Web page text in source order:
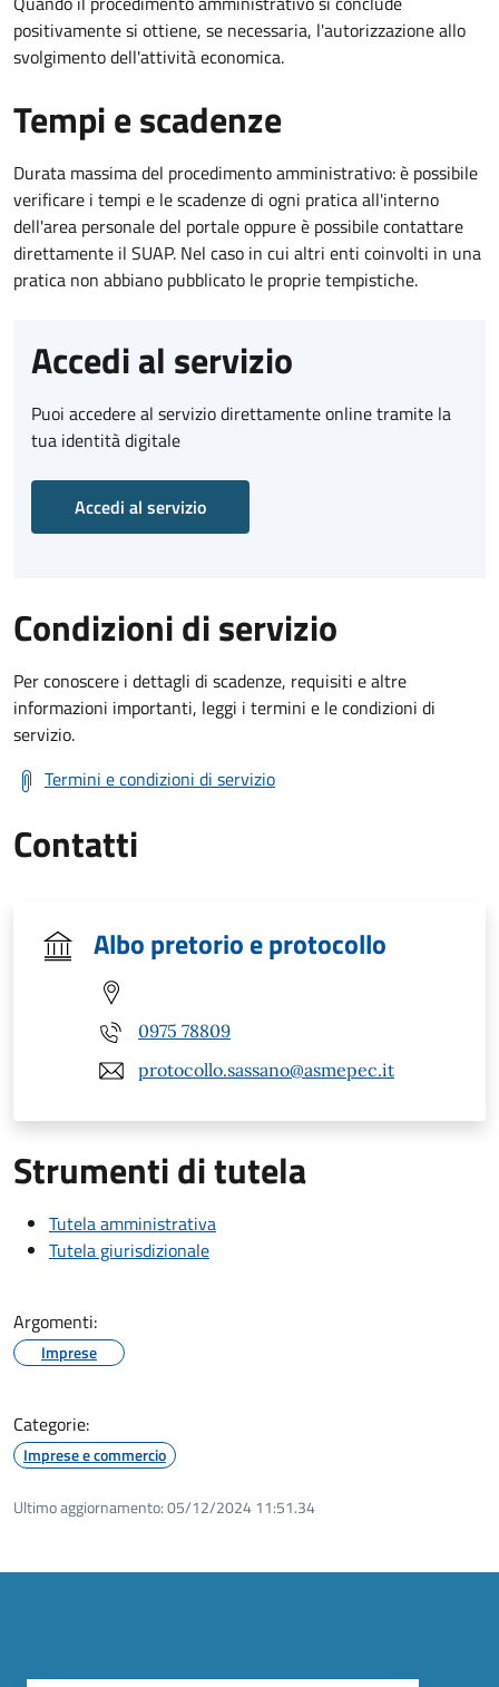
positivamente si ottiene, se necessaria, l'autorizzazione allo
svolgimento dell'attività economica.
Tempi e scadenze
Durata massima del procedimento amministrativo: è possibile
verificare i tempi e le scadenze di ogni pratica all'interno
dell'area personale del portale oppure è possibile contattare
direttamente il SUAP. Nel caso in cui altri enti coinvolti in una
pratica non abbiano pubblicato le proprie tempistiche.
Accedi al servizio
Puoi accedere al servizio direttamente online tramite la
tua identità digitale
Accedi al servizio
Condizioni di servizio
Per conoscere i dettagli di scadenze, requisiti e altre
informazioni importanti, leggi i termini e le condizioni di
servizio.
Termini e condizioni di servizio
Contatti
Albo pretorio e protocollo
0975 78809
protocollo.sassano@asmepec.it
Strumenti di tutela
Tutela amministrativa
Tutela giurisdizionale
Argomenti:
Imprese
Categorie:
Imprese e commercio
Ultimo aggiornamento:05/12/2024 11:51.34